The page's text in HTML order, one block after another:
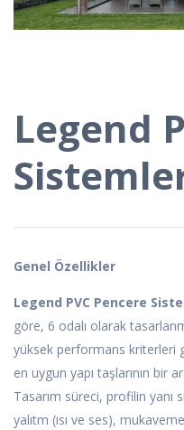
Legend
Genel Özellikler
Legend PVC Pencere
göre, 6 odalı olarak
yüksek performans kriterleri
en uygun yapı taşlarının bir
Tasarım süreci, profilin yanı
yalıtm (ısı ve ses),